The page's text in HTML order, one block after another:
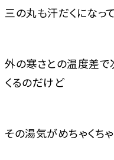
三の丸も汗だくになっ
外の寒さとの温度差
くるのだけど
その湯気がめちゃくち